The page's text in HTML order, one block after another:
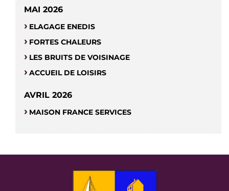
MAI 2026
ELAGAGE ENEDIS
FORTES CHALEURS
LES BRUITS DE VOISINAGE
ACCUEIL DE LOISIRS
AVRIL 2026
MAISON FRANCE SERVICES